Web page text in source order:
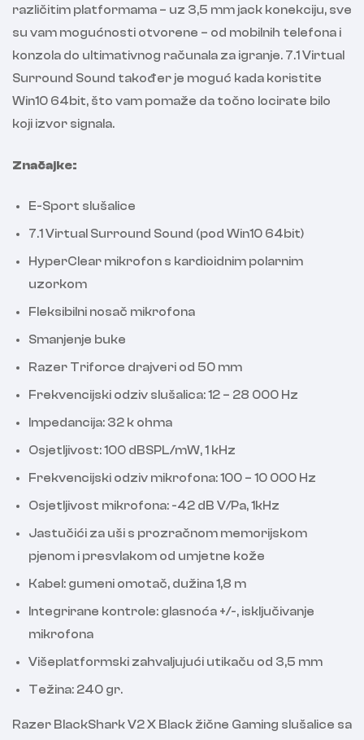
različitim platformama – uz 3,5 mm jack konekciju, sve
su vam mogućnosti otvorene – od mobilnih telefona i
konzola do ultimativnog računala za igranje. 7.1 Virtual
Surround Sound također je moguć kada koristite
Win10 64bit, što vam pomaže da točno locirate bilo
koji izvor signala.
Značajke:
E-Sport slušalice
7.1 Virtual Surround Sound (pod Win10 64bit)
HyperClear mikrofon s kardioidnim polarnim
uzorkom
Fleksibilni nosač mikrofona
Smanjenje buke
Razer Triforce drajveri od 50 mm
Frekvencijski odziv slušalica: 12 – 28 000 Hz
Impedancija: 32 k ohma
Osjetljivost: 100 dBSPL/mW, 1 kHz
Frekvencijski odziv mikrofona: 100 – 10 000 Hz
Osjetljivost mikrofona: -42 dB V/Pa, 1kHz
Jastučići za uši s prozračnom memorijskom
pjenom i presvlakom od umjetne kože
Kabel: gumeni omotač, dužina 1,8 m
Integrirane kontrole: glasnoća +/-, isključivanje
mikrofona
Višeplatformski zahvaljujući utikaču od 3,5 mm
Težina: 240 gr.
Razer BlackShark V2 X Black žične Gaming slušalice sa